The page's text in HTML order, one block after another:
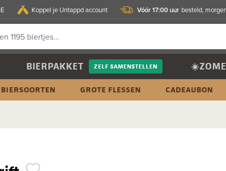
Koppel je Untappd account Vóór 17:00 uur besteld,
BIERPAKKET ZELF SAMENSTELLEN
BIERSOORTEN GROTE FLESSEN CADEAUBON